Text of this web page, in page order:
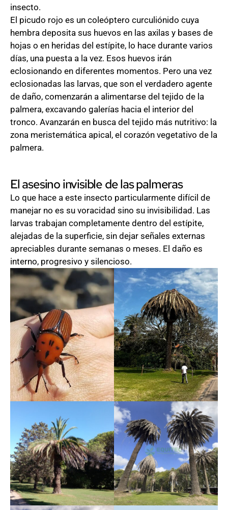
insecto.
El picudo rojo es un coleóptero curculiónido cuya
hembra deposita sus huevos en las axilas y bases de
hojas o en heridas del estípite, lo hace durante varios
días, una puesta a la vez. Esos huevos irán
eclosionando en diferentes momentos. Pero una vez
eclosionadas las larvas, que son el verdadero agente
de daño, comenzarán a alimentarse del tejido de la
palmera, excavando galerías hacia el interior del
tronco. Avanzarán en busca del tejido más nutritivo: la
zona meristemática apical, el corazón vegetativo de la
palmera.
El asesino invisible de las palmeras
Lo que hace a este insecto particularmente difícil de
manejar no es su voracidad sino su invisibilidad. Las
larvas trabajan completamente dentro del estípite,
alejadas de la superficie, sin dejar señales externas
apreciables durante semanas o meses. El daño es
interno, progresivo y silencioso.